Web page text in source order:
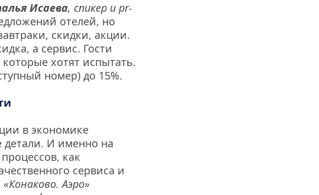
Исаева, спикер и pr-
отелей, но
скидки, акции.
а сервис. Гости
хотят испытать.
номер) до 15%.
в экономике
детали. И именно на
как
сервиса и
Аэро»